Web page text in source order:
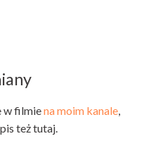
w filmiena moim kanale,
też tutaj.